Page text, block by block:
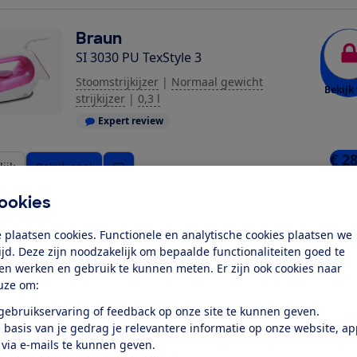
plaatsen cookies. Functionele en analytische cookies plaatsen we
Deze zijn noodzakelijk om bepaalde functionaliteiten goed te
werken en gebruik te kunnen meten. Er zijn ook cookies naar
om:
of feedback op onze site te kunnen geven.
basis van je gedrag je relevantere informatie op onze website,
e-mails te kunnen geven.
Braun
SI 3030 PU TexStyle 3
Stoomstrijkijzer | Normaal gewicht
strijkijzer | 0,3 l
Expert review
Bekijk
Bekijk snel €
Braun
SI 3031 PU TexStyle 3
Stoomstrijkijzer | Normaal gewicht
Expert review